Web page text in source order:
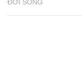
ĐỜI SỐNG